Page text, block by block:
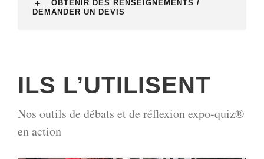
OBTENIR DES RENSEIGNEMENTS /
DEMANDER UN DEVIS
ILS L’UTILISENT
Nos outils de débats et de réflexion expo-quiz®
en action